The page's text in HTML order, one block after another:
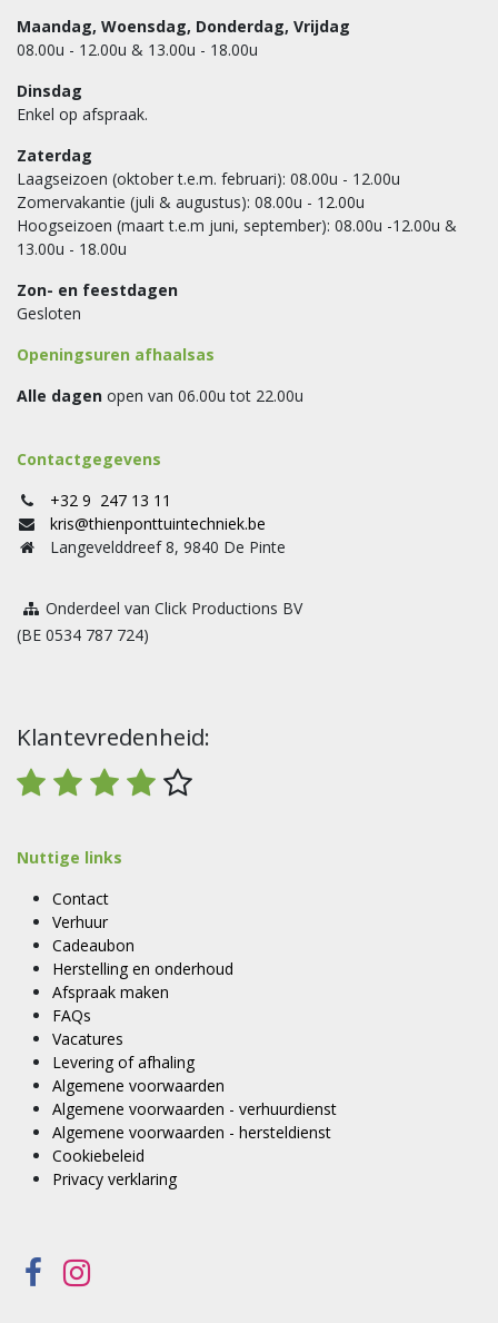
Maandag, Woensdag, Donderdag, Vrijdag
08.00u - 12.00u & 13.00u - 18.00u
Dinsdag
Enkel op afspraak.
Zaterdag
Laagseizoen (oktober t.e.m. februari): 08.00u - 12.00u
Zomervakantie (juli & augustus): 08.00u - 12.00u
Hoogseizoen (maart t.e.m juni, september): 08.00u -12.00u &
13.00u - 18.00u
Zon- en feestdagen
Gesloten
Openingsuren afhaalsas
Alle dagen open van 06.00u tot 22.00u
Contactgegevens
+32 9 247 13 11
kris@thienponttuintechniek.be
Langevelddreef 8, 9840 De Pinte
Onderdeel van Click Productions BV
(BE 0534 787 724)
Klantevredenheid:
Nuttige links
Contact
Verhuur
Cadeaubon
Herstelling en onderhoud
Afspraak maken
FAQs
Vacatures
Levering of afhaling
Algemene voorwaarden
Algemene voorwaarden - verhuurdienst
Algemene voorwaarden - hersteldienst
Cookiebeleid
Privacy verklaring